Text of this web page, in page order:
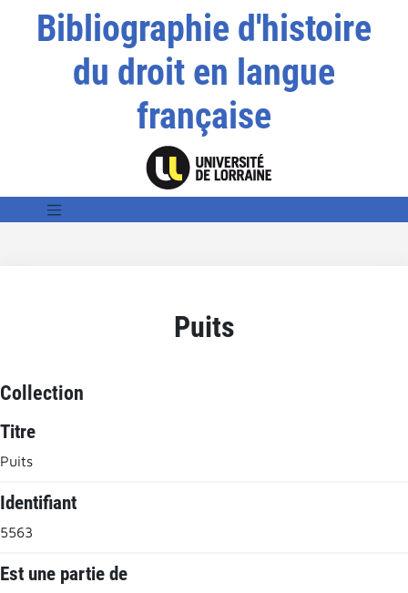
Bibliographie d'histoire
du droit en langue
française
Puits
Collection
Titre
Puits
Identifiant
5563
Est une partie de